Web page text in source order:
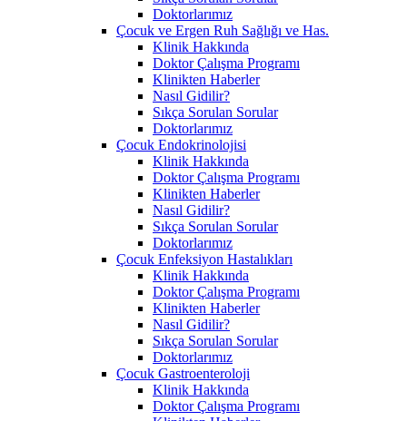
Doktorlarımız
Çocuk ve Ergen Ruh Sağlığı ve Has.
Klinik Hakkında
Doktor Çalışma Programı
Klinikten Haberler
Nasıl Gidilir?
Sıkça Sorulan Sorular
Doktorlarımız
Çocuk Endokrinolojisi
Klinik Hakkında
Doktor Çalışma Programı
Klinikten Haberler
Nasıl Gidilir?
Sıkça Sorulan Sorular
Doktorlarımız
Çocuk Enfeksiyon Hastalıkları
Klinik Hakkında
Doktor Çalışma Programı
Klinikten Haberler
Nasıl Gidilir?
Sıkça Sorulan Sorular
Doktorlarımız
Çocuk Gastroenteroloji
Klinik Hakkında
Doktor Çalışma Programı